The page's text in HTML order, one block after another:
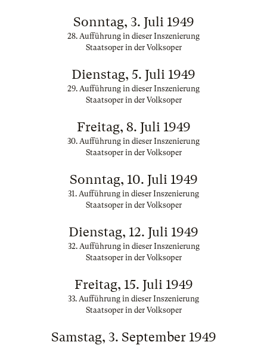
Sonntag, 3. Juli 1949
28. Aufführung in dieser Inszenierung
Staatsoper in der Volksoper
Dienstag, 5. Juli 1949
29. Aufführung in dieser Inszenierung
Staatsoper in der Volksoper
Freitag, 8. Juli 1949
30. Aufführung in dieser Inszenierung
Staatsoper in der Volksoper
Sonntag, 10. Juli 1949
31. Aufführung in dieser Inszenierung
Staatsoper in der Volksoper
Dienstag, 12. Juli 1949
32. Aufführung in dieser Inszenierung
Staatsoper in der Volksoper
Freitag, 15. Juli 1949
33. Aufführung in dieser Inszenierung
Staatsoper in der Volksoper
Samstag, 3. September 1949